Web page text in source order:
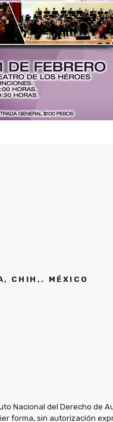
CHIH,. MÉXICO
Nacional del Derecho de
forma, sin autorización